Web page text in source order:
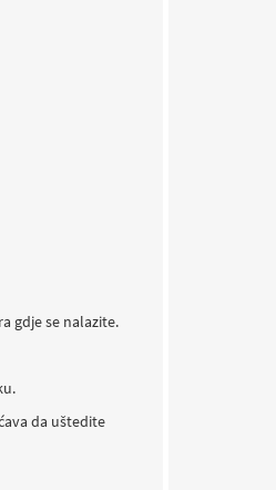
gdje se nalazite.
da uštedite